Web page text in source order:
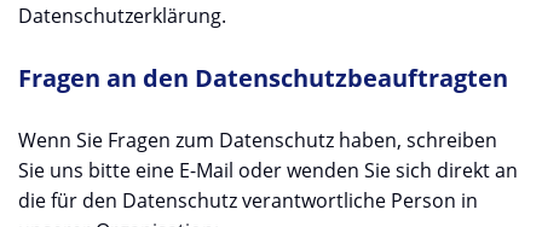
Datenschutzerklärung.
Fragen an den Datenschutzbeauftragten
Wenn Sie Fragen zum Datenschutz haben, schreiben
Sie uns bitte eine E-Mail oder wenden Sie sich direkt an
die für den Datenschutz verantwortliche Person in